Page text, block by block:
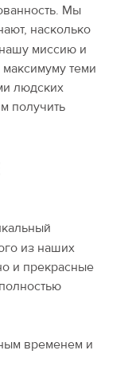
Мы
насколько
миссию и
теми
людских
получить
из наших
и прекрасные
временем и